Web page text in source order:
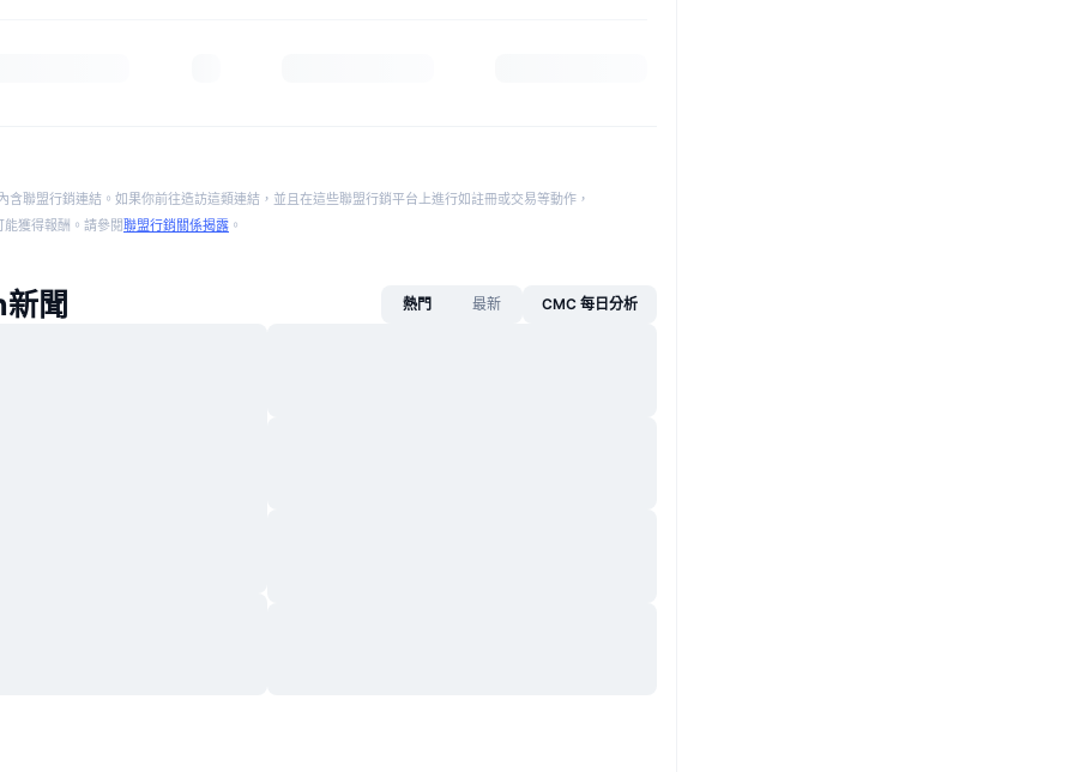
含聯盟行銷連結。如果你前往造訪這類連結，並且在這些聯盟行銷平台上進行如註冊或交易等動作，
獲得報酬。請參閱聯盟行銷關係揭露 。
聞 熱門 最新 CMC 每日分析